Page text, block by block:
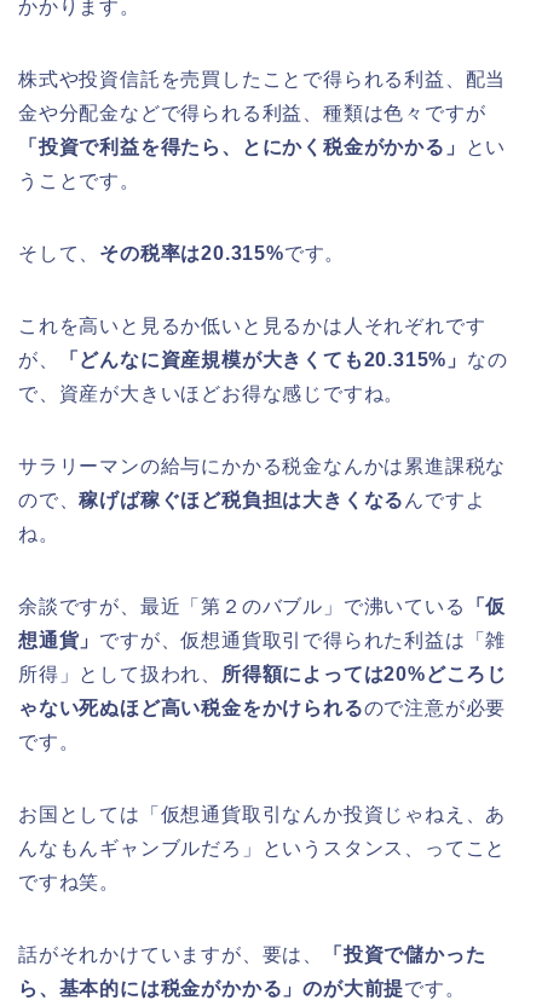
かかります。
株式や投資信託を売買したことで得られる利益、配当
金や分配金などで得られる利益、種類は色々ですが
「投資で利益を得たら、とにかく税金がかかる」
とい
うことです。
そして、 その税率は20.315%です。
これを高いと見るか低いと見るかは人それぞれです
が、
「どんなに資産規模が大きくても20.315%」 なの
で、資産が大きいほどお得な感じですね。
サラリーマンの給与にかかる税金なんかは累進課税な
ので、稼げば稼ぐほど税負担は大きくなる んですよ
ね。
余談ですが、最近「第２のバブル」で沸いている
「仮
想通貨」 ですが、仮想通貨取引で得られた利益は「雑
所得」として扱われ、
所得額によっては20%どころじ
ゃない死ぬほど高い税金をかけられるので注意が必要
です。
お国としては「仮想通貨取引なんか投資じゃねえ、あ
んなもんギャンブルだろ」というスタンス、ってこと
ですね笑。
話がそれかけていますが、要は、
「投資で儲かった
ら、基本的には税金がかかる」のが大前提です。